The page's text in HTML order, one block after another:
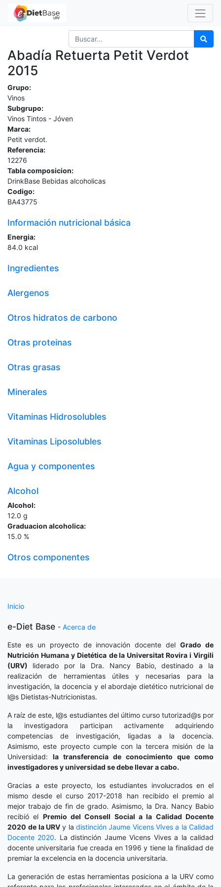
Abadía Retuerta Petit Verdot
2015
Grupo:
Vinos
Subgrupo:
Vinos Tintos - Jóven
Marca:
Petit verdot.
Referencia:
12276
Tabla composicion:
DrinkBase Bebidas alcoholicas
Codigo:
BA43775
Información nutricional básica
Energia:
84.0 kcal
Ingredientes
Alergenos
Otros hidratos de carbono
Otras proteinas
Otras grasas
Minerales
Vitaminas Hidrosolubles
Vitaminas Liposolubles
Agua y componentes
Alcohol
Alcohol:
12.0 g
Graduacion alcoholica:
15.0 %
Otros componentes
Inicio
e-Diet Base - Acerca de
Este es un proyecto de innovación docente delGrado de
Nutrición Humana y Dietética de la Universitat Rovira i Virgili
(URV) liderado por la Dra. Nancy Babio, destinado a la
realización de herramientas útiles y necesarias para la
investigación, la docencia y el abordaje dietético nutricional de
l@s Dietistas-Nutricionistas.
A raíz de este, l@s estudiantes del último curso tutorizad@s por
la investigadora participan activamente adquiriendo
competencias de investigación, ligadas a la docencia.
Asimismo, este proyecto cumple con la tercera misión de la
Universidad: la transferencia de conocimiento que como
investigadores y universidad se debe llevar a cabo.
Gracias a este proyecto, los estudiantes involucrados en el
mismo desde el curso 2017-2018 han recibido el premio al
mejor trabajo de fin de grado. Asimismo, la Dra. Nancy Babio
recibió el Premio del Consell Social a la Calidad Docente
2020 de la URV y ladistinción Jaume Vicens Vives a la Calidad
Docente 2020. La distinción Jaume Vicens Vives a la calidad
docente universitaria fue creada en 1996 y tiene la finalidad de
premiar la excelencia en la docencia universitaria.
La generación de estas herramientas posiciona a la URV como